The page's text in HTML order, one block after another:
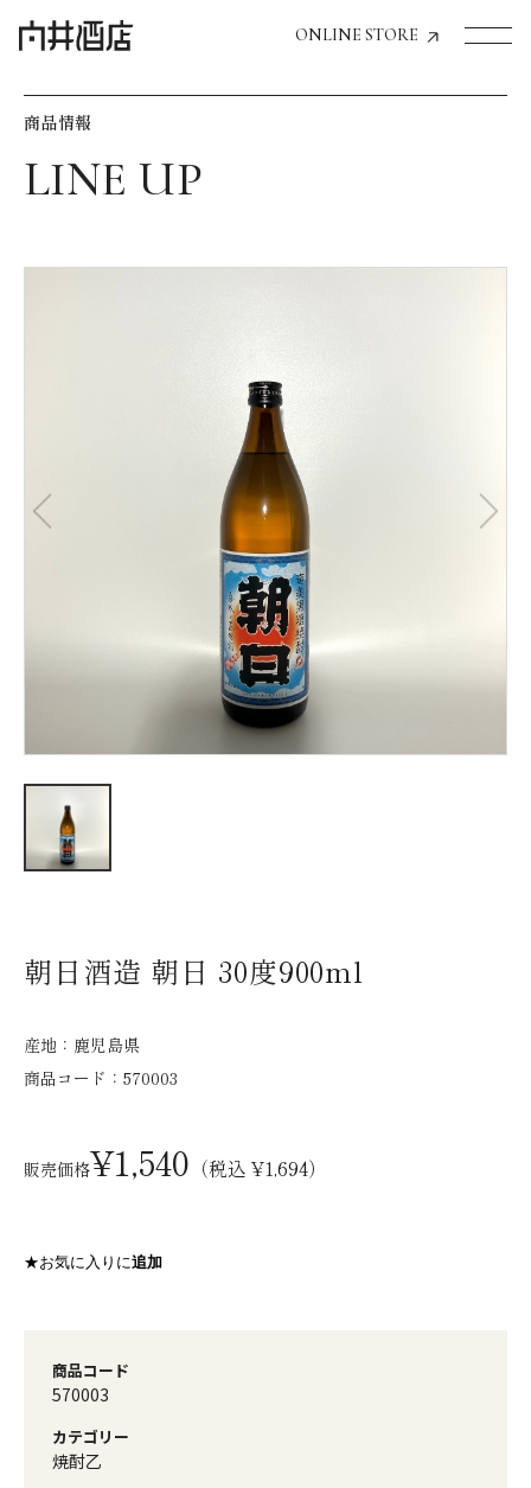
ONLINE STORE
飲食店経営のお客様
お気に入り機能の活用方法
イベント情報
会社情報
採用情報
お問い合わせ
商品情報
朝日酒造 朝日 30度900ml
産地： 鹿児島県
商品コード： 570003
販売価格¥1,540 （税込 ¥1,694）
★お気に入りに追加
商品コード
570003
カテゴリー
焼酎乙